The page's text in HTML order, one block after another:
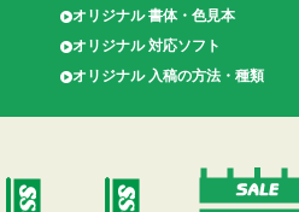
オリジナル 書体・色見本
オリジナル 対応ソフト
オリジナル 入稿の方法・種類